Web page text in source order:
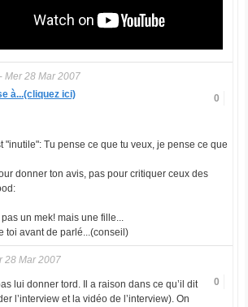
- Mer 28 Mar 2007
0
à...(cliquez ici)
"inutile": Tu pense ce que tu veux, je pense ce que
donner ton avis, pas pour critiquer ceux des
un mek! mais une fille...
toi avant de parlé...(conseil)
28 Mar 2007
0
lui donner tord. Il a raison dans ce qu’il dit
l’interview et la vidéo de l’interview). On